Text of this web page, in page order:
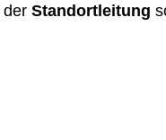
der Standortleitung